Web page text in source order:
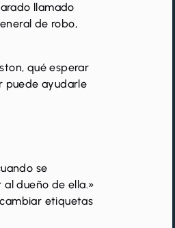
llamado
de robo,
qué esperar
puede ayudarle
se
dueño de ella.»
etiquetas